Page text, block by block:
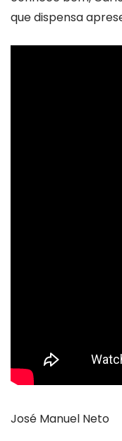
que dispensa
José Manuel Neto